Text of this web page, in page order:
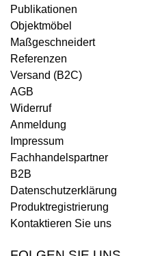
Publikationen
Objektmöbel
Maßgeschneidert
Referenzen
Versand (B2C)
AGB
Widerruf
Anmeldung
Impressum
Fachhandelspartner
B2B
Datenschutzerklärung
Produktregistrierung
Kontaktieren Sie uns